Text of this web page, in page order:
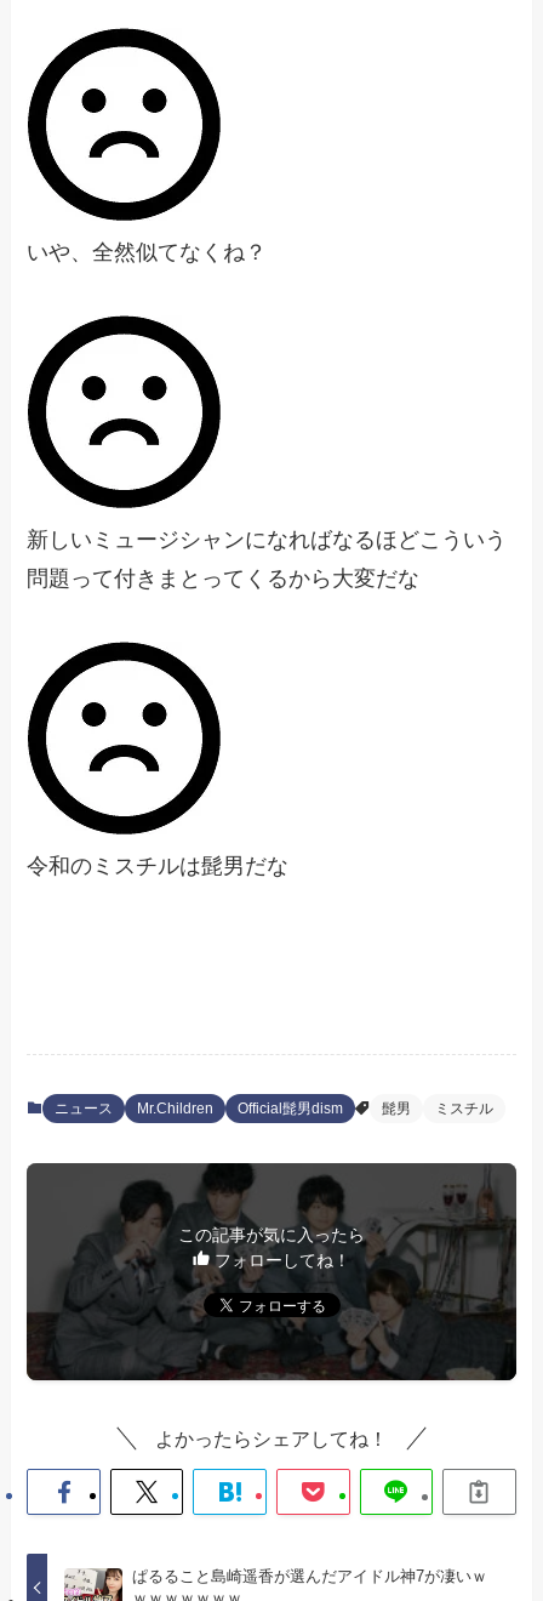
いや、全然似てなくね？
新しいミュージシャンになればなるほどこういう
問題って付きまとってくるから大変だな
令和のミスチルは髭男だな
ニュース Mr.Children Official髭男dism 髭男 ミスチル
この記事が気に入ったら
フォローしてね！
よかったらシェアしてね！
ぱるること島崎遥香が選んだアイドル神7が凄いｗ